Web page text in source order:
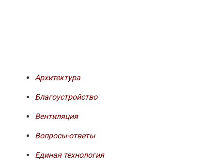
Архитектура
Благоустройство
Вентиляция
Вопросы-ответы
Единая технология